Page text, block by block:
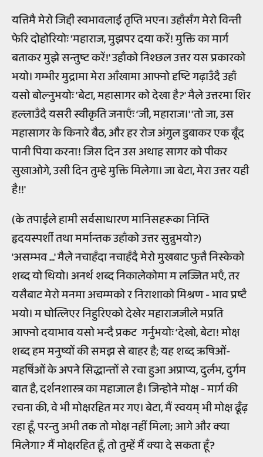
यत्तिमै मेरो जिद्दी स्वभावलाई तृप्ति भएन। उहाँसँग मेरो विन्ती
फेरि दोहोरियोः 'महाराज, मुझपर दया करें! मुक्ति का मार्ग
बताकर मुझे सन्तुष्ट करें!' उहाँको निश्छल उत्तर यस प्रकारको
भयो। गम्भीर मुद्रामा मेरा आँखामा आफ्नो दृष्टि गढ़ाउँदै उहाँ
यसो बोल्नुभयोः 'बेटा, महासागर को देखा है?' मैले उत्तरमा शिर
हल्लाउँदै यसरी स्वीकृति जनाएँः ‘जी, महाराज।' 'तो जा, उस
महासागर के किनारे बैठ, और हर रोज अंगुल डुबाकर एक बूँद
पानी पिया करना! जिस दिन उस अथाह सागर को पीकर
सुखाओगे, उसी दिन तुम्हे मुक्ति मिलेगा। जा बेटा, मेरा उत्तर यही
है!!'
(के तपाईंले हामी सर्वसाधारण मानिसहरूका निम्ति
हृदयस्पर्शी तथा मर्मान्तक उहाँको उत्तर सुन्नुभयो?)
'असम्भव ...' मैले नचाहँदा नचाहँदै मेरो मुखबाट फुत्तै निस्केको
शब्द यो थियो। अनर्थ शब्द निकालेकोमा म लज्जित भएँ, तर
यसैबाट मेरो मनमा अचम्मको र निराशाको मिश्रण - भाव प्रष्टै
भयो। म घोत्लिएर निहुरिएको देखेर महाराजजीले मप्रति
आफ्नो दयाभाव यसो भन्दै प्रकट गर्नुभयोः ‘देखो, बेटा! मोक्ष
शब्द हम मनुष्यों की समझ से बाहर है; यह शब्द ऋषिओं-
महर्षिओं के अपने सिद्धान्तों से रचा हुआ अप्राप्य, दुर्लभ, दुर्गम
बात है, दर्शनशास्त्र का महाजाल है। जिन्होने मोक्ष - मार्ग की
रचना की, वे भी मोक्षरहित मर गए। बेटा, मैं स्वयम् भी मोक्ष ढूँढ़
रहा हूँ, परन्तु अभी तक तो मोक्ष नहीं मिला; आगे और क्या
मिलेगा? मैं मोक्षरहित हूँ, तो तुम्हें मैं क्या दे सकता हूँ?